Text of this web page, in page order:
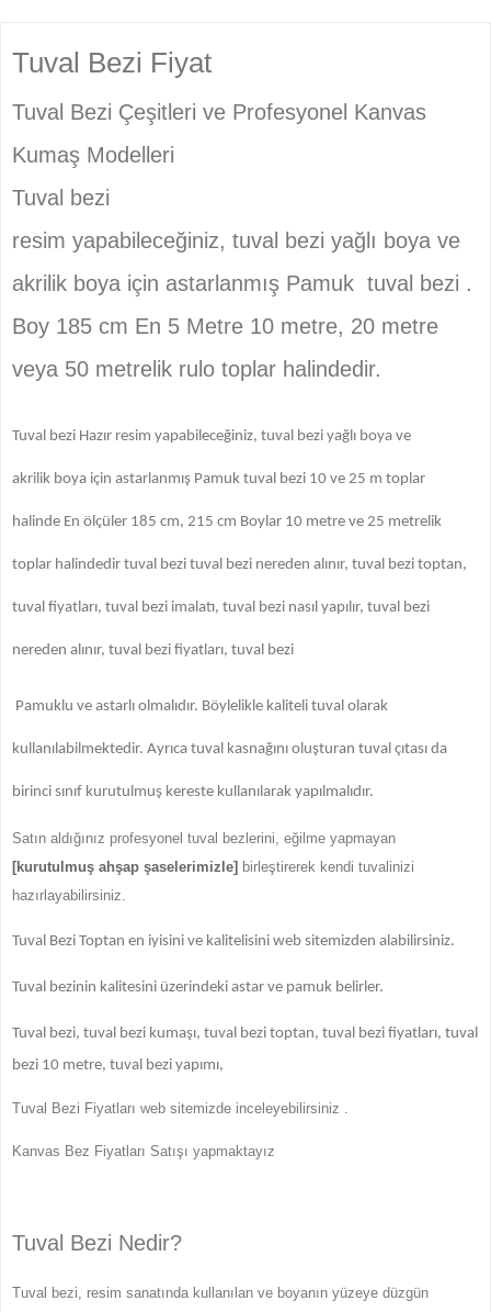
canvas cloth art roll black
Tuval Bezi Fiyat
Tuval Bezi Çeşitleri ve Profesyonel Kanvas
Kumaş Modelleri
Tuval bezi
resim yapabileceğiniz, tuval bezi yağlı boya ve
akrilik boya için astarlanmış Pamuk tuval bezi .
Boy 185 cm En 5 Metre 10 metre, 20 metre
veya 50 metrelik rulo toplar halindedir.
Tuval bezi Hazır resim yapabileceğiniz, tuval bezi yağlı boya ve
akrilik boya için astarlanmış Pamuk tuval bezi 10 ve 25 m toplar
halinde En ölçüler 185 cm, 215 cm Boylar 10 metre ve 25 metrelik
toplar halindedir tuval bezi tuval bezi nereden alınır, tuval bezi toptan,
tuval fiyatları, tuval bezi imalatı, tuval bezi nasıl yapılır, tuval bezi
nereden alınır, tuval bezi fiyatları, tuval bezi
Pamuklu ve astarlı olmalıdır. Böylelikle kaliteli tuval olarak
kullanılabilmektedir. Ayrıca tuval kasnağını oluşturan tuval çıtası da
birinci sınıf kurutulmuş kereste kullanılarak yapılmalıdır.
Satın aldığınız profesyonel tuval bezlerini, eğilme yapmayan
[kurutulmuş ahşap şaselerimizle] birleştirerek kendi tuvalinizi
hazırlayabilirsiniz.
Tuval Bezi Toptan en iyisini ve kalitelisini web sitemizden alabilirsiniz.
Tuval bezinin kalitesini üzerindeki astar ve pamuk belirler.
Tuval bezi, tuval bezi kumaşı, tuval bezi toptan, tuval bezi fiyatları, tuval
bezi 10 metre, tuval bezi yapımı,
Tuval Bezi Fiyatları web sitemizde inceleyebilirsiniz .
Kanvas Bez Fiyatları Satışı yapmaktayız
Tuval Bezi Nedir?
Tuval bezi, resim sanatında kullanılan ve boyanın yüzeye düzgün